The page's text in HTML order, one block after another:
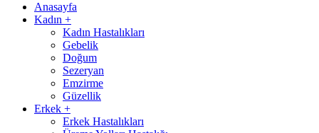
Anasayfa
Kadın +
Kadın Hastalıkları
Gebelik
Doğum
Sezeryan
Emzirme
Güzellik
Erkek +
Erkek Hastalıkları